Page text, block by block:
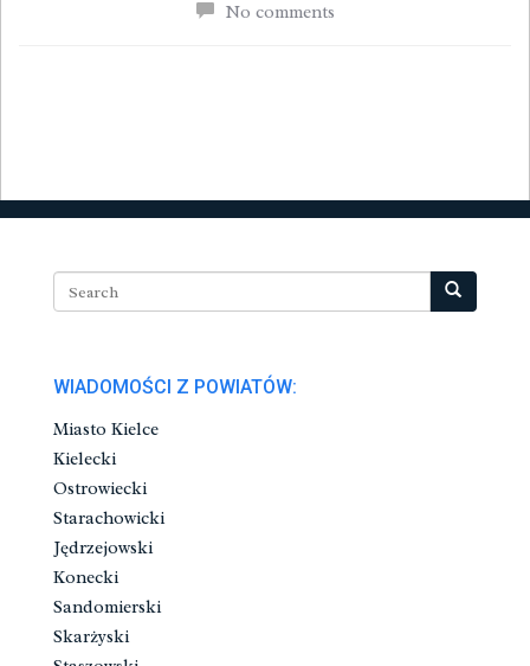
No comments
WIADOMOŚCI Z POWIATÓW:
Miasto Kielce
Kielecki
Ostrowiecki
Starachowicki
Jędrzejowski
Konecki
Sandomierski
Skarżyski